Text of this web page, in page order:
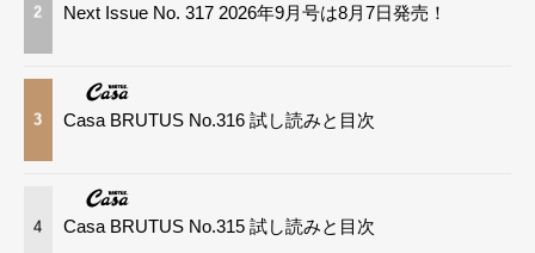
2 Next Issue No. 317 2026年9月号は8月7日発売！
3 Casa BRUTUS No.316 試し読みと目次
4 Casa BRUTUS No.315 試し読みと目次